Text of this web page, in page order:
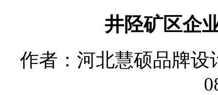
井陉矿区企
作者：河北慧硕品牌设